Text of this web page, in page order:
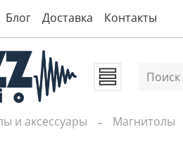
Блог Доставка Контакты
и аксессуары Магнитолы